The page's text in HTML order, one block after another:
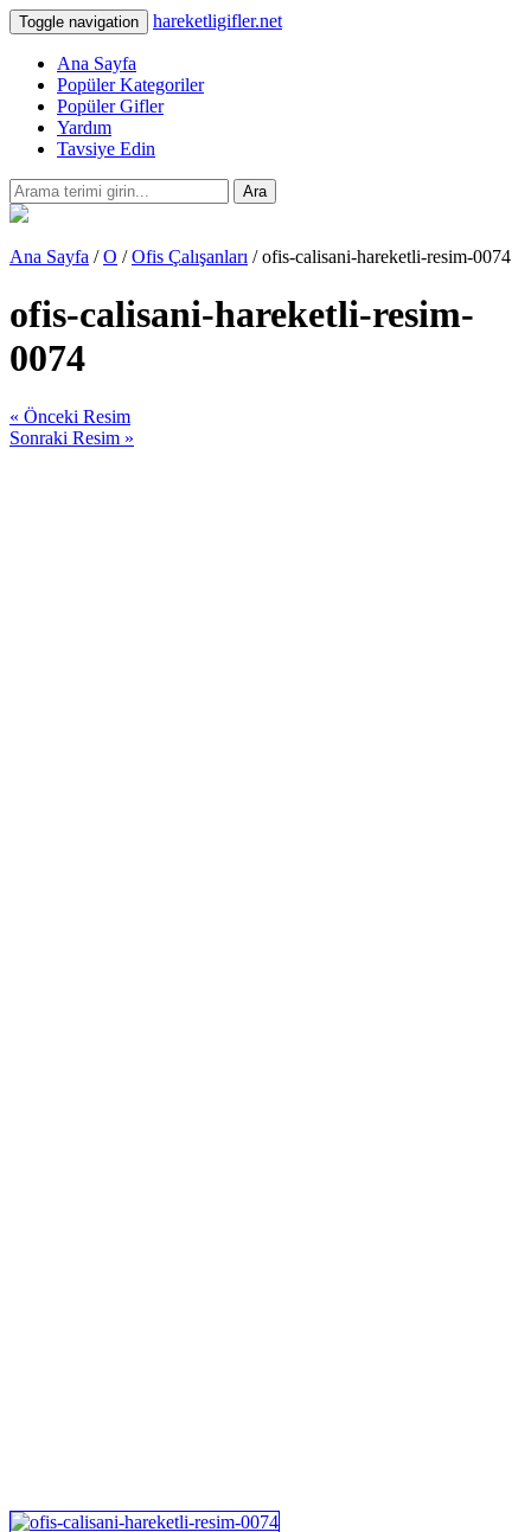
Toggle navigation hareketligifler.net
Ana Sayfa
Popüler Kategoriler
Popüler Gifler
Yardım
Tavsiye Edin
Ara
Ana Sayfa /O /Ofis Çalışanları / ofis-calisani-hareketli-resim-0074
ofis-calisani-hareketli-resim-
0074
« Önceki Resim
Sonraki Resim »